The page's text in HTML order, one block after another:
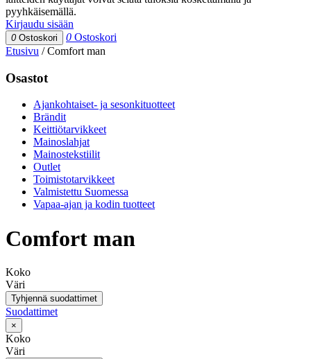
pyyhkäisemällä.
Kirjaudu sisään
0 Ostoskori 0 Ostoskori
Etusivu /Comfort man
Osastot
Ajankohtaiset- ja sesonkituotteet
Brändit
Keittiötarvikkeet
Mainoslahjat
Mainostekstiilit
Outlet
Toimistotarvikkeet
Valmistettu Suomessa
Vapaa-ajan ja kodin tuotteet
Comfort man
Koko
Väri
Tyhjennä suodattimet
Suodattimet
×
Koko
Väri